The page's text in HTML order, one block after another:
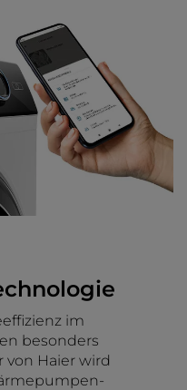
im
besonders
von Haier wird